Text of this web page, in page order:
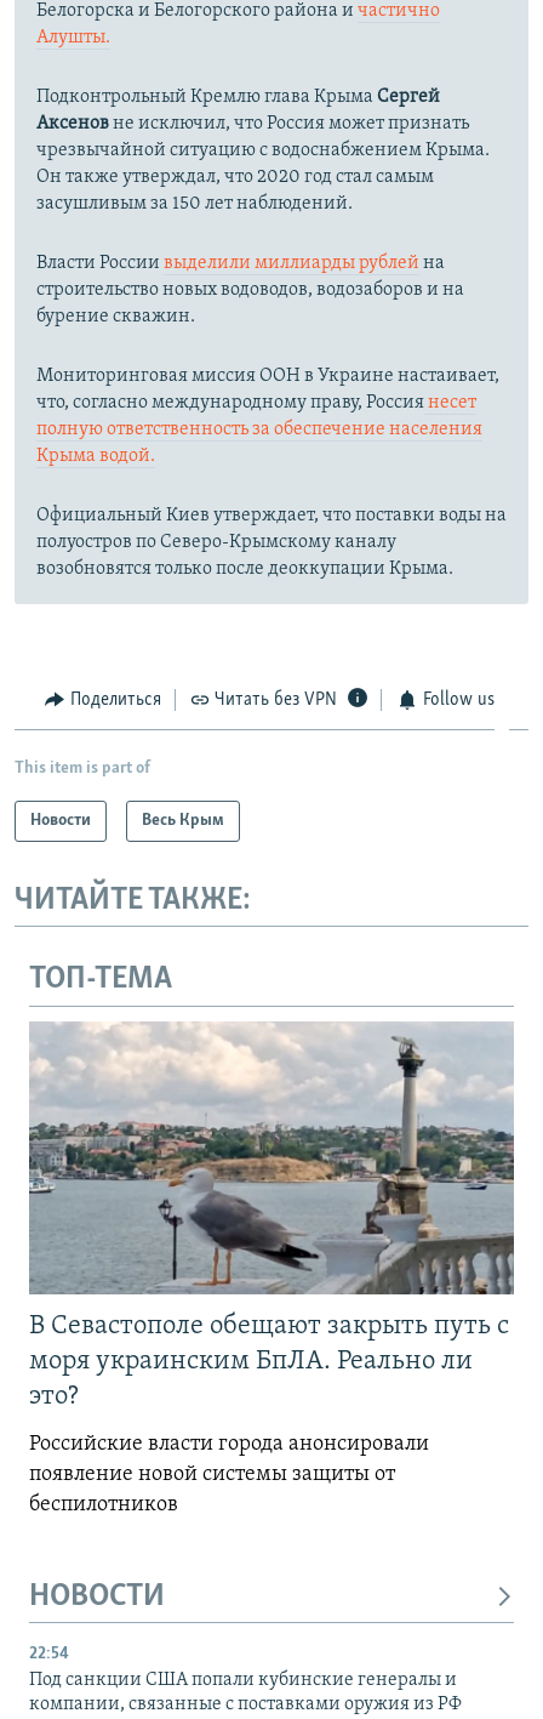
Белогорска и Белогорского района и частично
Алушты.
Подконтрольный Кремлю глава Крыма Сергей
Аксеновне исключил, что Россия может признать
чрезвычайной ситуацию с водоснабжением Крыма.
Он также утверждал, что 2020 год стал самым
засушливым за 150 лет наблюдений.​
Власти России выделили миллиарды рублей на
строительство новых водоводов, водозаборов и на
бурение скважин.
Мониторинговая миссия ООН в Украине настаивает,
что, согласно международному праву, Россиянесет
полную ответственность за обеспечение населения
Крыма водой.
Официальный Киев утверждает, что поставки воды на
полуостров по Северо-Крымскому каналу
возобновятся только после деоккупации Крыма.
Поделиться Читать без VPN Follow us
This item is part of
Новости Весь Крым
ЧИТАЙТЕ ТАКЖЕ:
ТОП-ТЕМА
В Севастополе обещают закрыть путь с
моря украинским БпЛА. Реально ли
это?
Российские власти города анонсировали
появление новой системы защиты от
беспилотников
НОВОСТИ
22:54
Под санкции США попали кубинские генералы и
компании, связанные с поставками оружия из РФ